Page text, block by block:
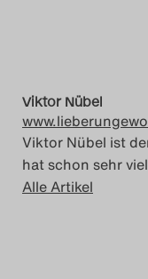
Das
Viktor Nübel
Viktor Nübel ist
hat schon sehr
Alle Artikel